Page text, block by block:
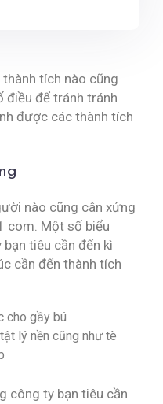
tích nào cũng
điều để tránh tránh
được các thành tích
nào cũng cân xứng
com. Một số biểu
tiêu cần đến kì
cần đến thành tích
cho gầy bú
lý nền cũng như tè
công ty bạn tiêu cần